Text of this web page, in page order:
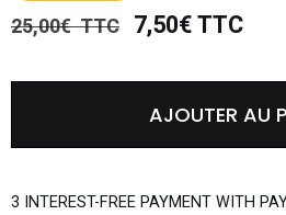
25,00€ TTC 7,50€ TTC
AJOUTER AU
3 INTEREST-FREE PAYMENT WITH